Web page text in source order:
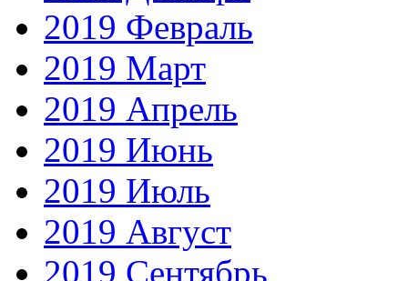
2019 Февраль
2019 Март
2019 Апрель
2019 Июнь
2019 Июль
2019 Август
2019 Сентябрь